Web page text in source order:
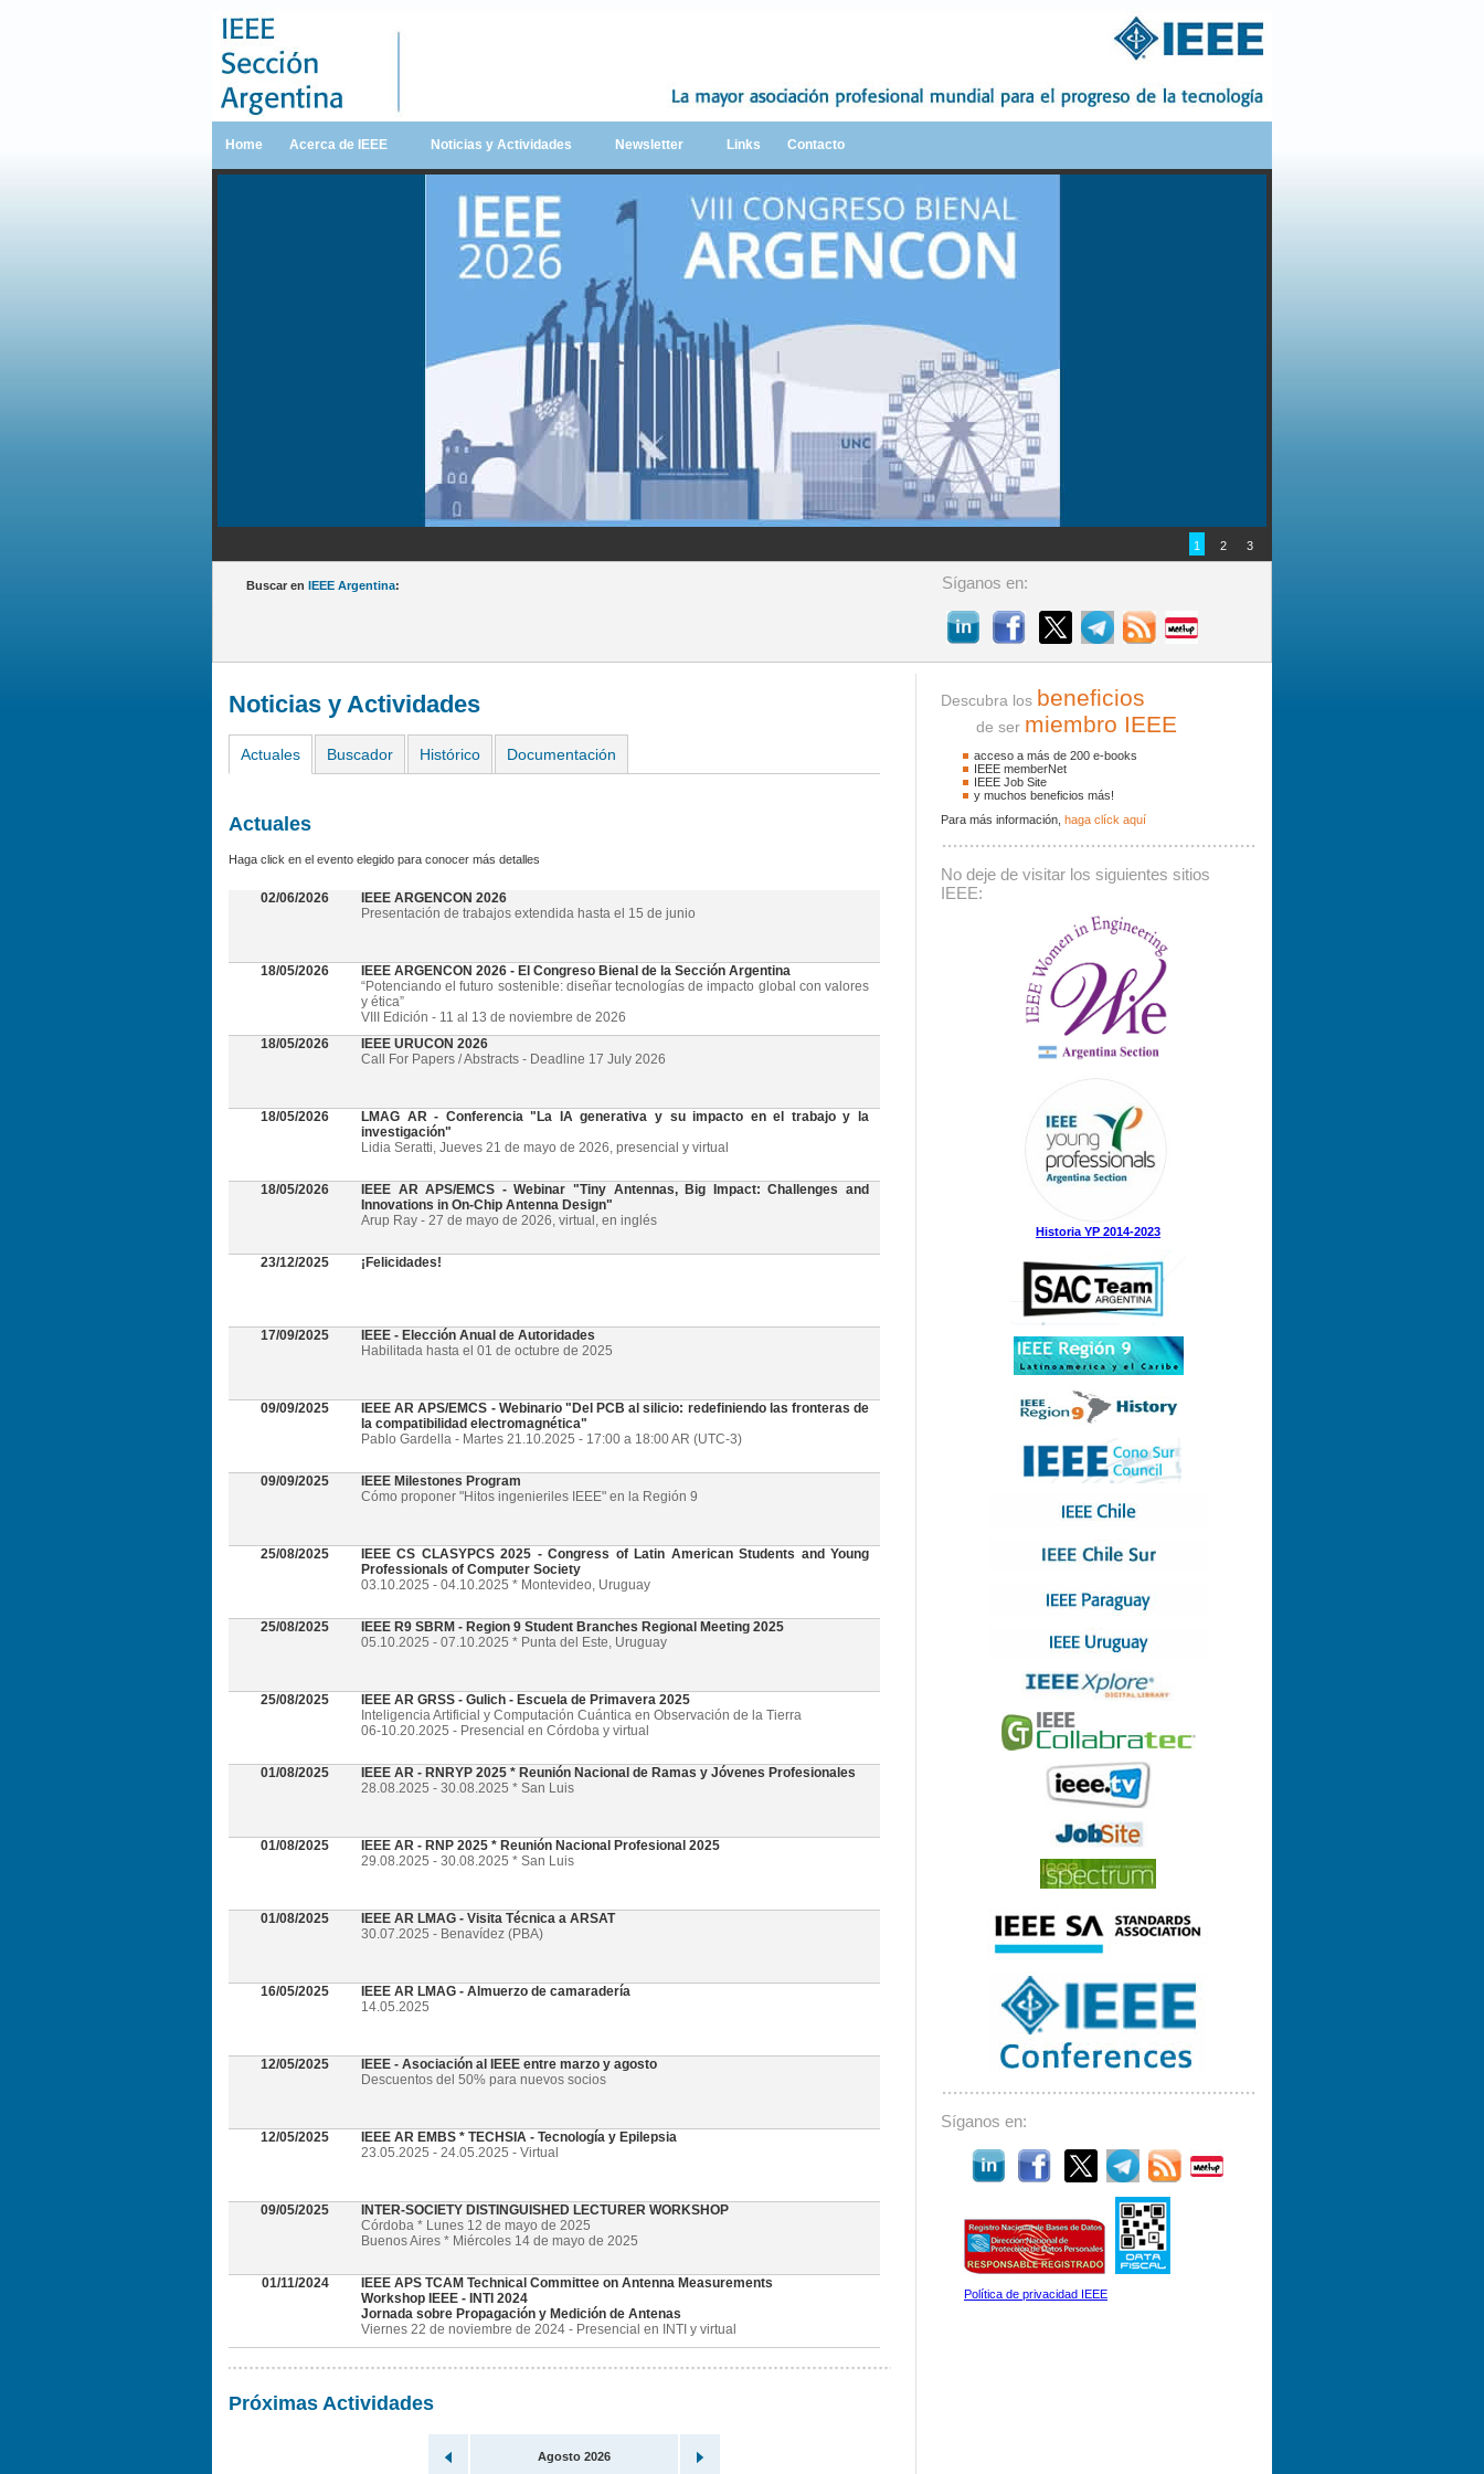
Home Acerca de IEEE Noticias y Actividades Newsletter Links Contacto
1 2 3
Buscar en IEEE Argentina: Síganos en:
Noticias y Actividades
Actuales Buscador Histórico Documentación
Actuales
Haga click en el evento elegido para conocer más detalles
02/06/2026
IEEE ARGENCON 2026
Presentación de trabajos extendida hasta el 15 de junio
18/05/2026
IEEE ARGENCON 2026 - El Congreso Bienal de la Sección Argentina
“Potenciando el futuro sostenible: diseñar tecnologías de impacto global con valores
y ética”
VIII Edición - 11 al 13 de noviembre de 2026
18/05/2026
IEEE URUCON 2026
Call For Papers / Abstracts - Deadline 17 July 2026
18/05/2026
LMAG AR - Conferencia "La IA generativa y su impacto en el trabajo y la
investigación"
Lidia Seratti, Jueves 21 de mayo de 2026, presencial y virtual
18/05/2026
IEEE AR APS/EMCS - Webinar "Tiny Antennas, Big Impact: Challenges and
Innovations in On-Chip Antenna Design"
Arup Ray - 27 de mayo de 2026, virtual, en inglés
23/12/2025 ¡Felicidades!
17/09/2025
IEEE - Elección Anual de Autoridades
Habilitada hasta el 01 de octubre de 2025
09/09/2025
IEEE AR APS/EMCS - Webinario "Del PCB al silicio: redefiniendo las fronteras de
la compatibilidad electromagnética"
Pablo Gardella - Martes 21.10.2025 - 17:00 a 18:00 AR (UTC-3)
09/09/2025
IEEE Milestones Program
Cómo proponer "Hitos ingenieriles IEEE" en la Región 9
25/08/2025
IEEE CS CLASYPCS 2025 - Congress of Latin American Students and Young
Professionals of Computer Society
03.10.2025 - 04.10.2025 * Montevideo, Uruguay
25/08/2025
IEEE R9 SBRM - Region 9 Student Branches Regional Meeting 2025
05.10.2025 - 07.10.2025 * Punta del Este, Uruguay
25/08/2025
IEEE AR GRSS - Gulich - Escuela de Primavera 2025
Inteligencia Artificial y Computación Cuántica en Observación de la Tierra
06-10.20.2025 - Presencial en Córdoba y virtual
01/08/2025
IEEE AR - RNRYP 2025 * Reunión Nacional de Ramas y Jóvenes Profesionales
28.08.2025 - 30.08.2025 * San Luis
01/08/2025
IEEE AR - RNP 2025 * Reunión Nacional Profesional 2025
29.08.2025 - 30.08.2025 * San Luis
01/08/2025
IEEE AR LMAG - Visita Técnica a ARSAT
30.07.2025 - Benavídez (PBA)
16/05/2025
IEEE AR LMAG - Almuerzo de camaradería
14.05.2025
12/05/2025
IEEE - Asociación al IEEE entre marzo y agosto
Descuentos del 50% para nuevos socios
12/05/2025
IEEE AR EMBS * TECHSIA - Tecnología y Epilepsia
23.05.2025 - 24.05.2025 - Virtual
09/05/2025
INTER-SOCIETY DISTINGUISHED LECTURER WORKSHOP
Córdoba * Lunes 12 de mayo de 2025
Buenos Aires * Miércoles 14 de mayo de 2025
01/11/2024
IEEE APS TCAM Technical Committee on Antenna Measurements
Workshop IEEE - INTI 2024
Jornada sobre Propagación y Medición de Antenas
Viernes 22 de noviembre de 2024 - Presencial en INTI y virtual
Buscador
La palabra a buscar debe contener al menos 3 caracteres.
Buscar:
Próximas Actividades
Agosto 2026
Descubra los beneficios
de ser miembro IEEE
acceso a más de 200 e-books
IEEE memberNet
IEEE Job Site
y muchos beneficios más!
Para más información, haga clíck aquí
No deje de visitar los siguientes sitios
IEEE:
Historia YP 2014-2023
Síganos en:
Política de privacidad IEEE